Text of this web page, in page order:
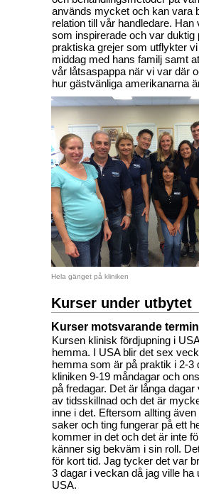
används mycket och kan vara
relation till vår handledare.
som inspirerade och var
praktiska grejer som utflykter
middag med hans familj samt
vår låtsaspappa när vi var där
hur gästvänliga amerikanarna
Hela gänget på kliniken
Kurser under utbytet
Kurser motsvarande
Kursen klinisk fördjupning i
hemma. I USA blir det sex
hemma som är på praktik i 2-
kliniken 9-19 måndagar och
på fredagar. Det är långa
av tidsskillnad och det är
inne i det. Eftersom allting
saker och ting fungerar på ett
kommer in det och det är inte
känner sig bekväm i sin roll.
för kort tid. Jag tycker det var
3 dagar i veckan då jag ville
USA.